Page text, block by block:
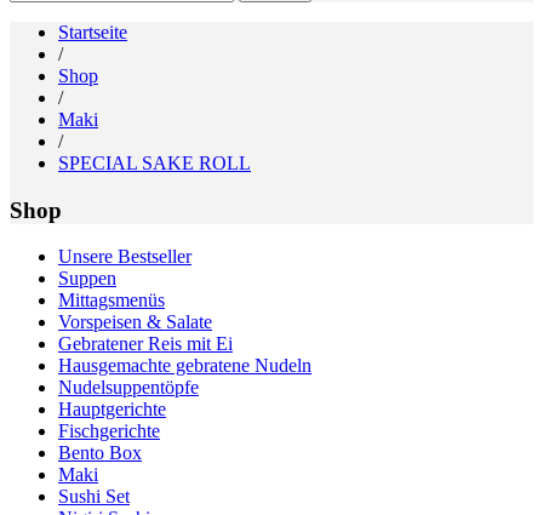
for:
Startseite
/
Shop
/
Maki
/
SPECIAL SAKE ROLL
Shop
Unsere Bestseller
Suppen
Mittagsmenüs
Vorspeisen & Salate
Gebratener Reis mit Ei
Hausgemachte gebratene Nudeln
Nudelsuppentöpfe
Hauptgerichte
Fischgerichte
Bento Box
Maki
Sushi Set